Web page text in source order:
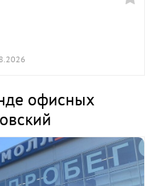
офисных